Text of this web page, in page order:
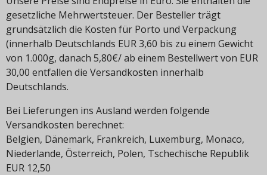
gesetzliche Mehrwertsteuer. Der Besteller trägt
grundsätzlich die Kosten für Porto und Verpackung
(innerhalb Deutschlands EUR 3,60 bis zu einem Gewicht
von 1.000g, danach 5,80€/ ab einem Bestellwert von EUR
30,00 entfallen die Versandkosten innerhalb
Deutschlands.
Bei Lieferungen ins Ausland werden folgende
Versandkosten berechnet:
Belgien, Dänemark, Frankreich, Luxemburg, Monaco,
Niederlande, Österreich, Polen, Tschechische Republik
EUR 12,50